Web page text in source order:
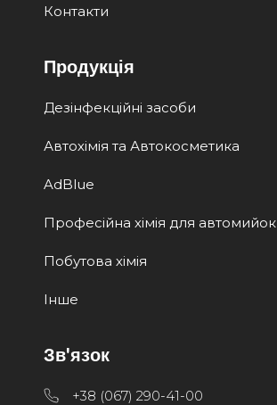
Контакти
Продукція
Дезінфекційні засоби
Автохімія та Автокосметика
AdBlue
Професійна хімія для автомийок
Побутова хімія
Інше
Зв'язок
+38 (067) 290-41-00